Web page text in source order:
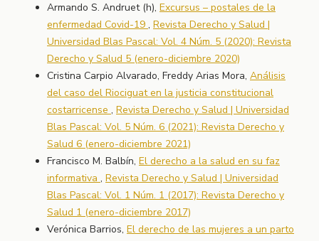
Armando S. Andruet (h), Excursus – postales de la
enfermedad Covid-19 , Revista Derecho y Salud |
Universidad Blas Pascal: Vol. 4 Núm. 5 (2020): Revista
Derecho y Salud 5 (enero-diciembre 2020)
Cristina Carpio Alvarado, Freddy Arias Mora, Análisis
del caso del Riociguat en la justicia constitucional
costarricense , Revista Derecho y Salud | Universidad
Blas Pascal: Vol. 5 Núm. 6 (2021): Revista Derecho y
Salud 6 (enero-diciembre 2021)
Francisco M. Balbín, El derecho a la salud en su faz
informativa , Revista Derecho y Salud | Universidad
Blas Pascal: Vol. 1 Núm. 1 (2017): Revista Derecho y
Salud 1 (enero-diciembre 2017)
Verónica Barrios, El derecho de las mujeres a un parto